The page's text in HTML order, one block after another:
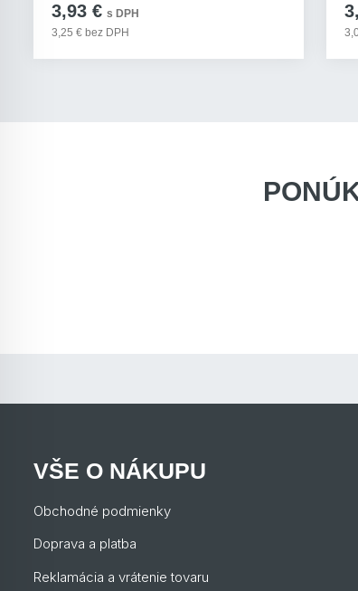
3,93 € s DPH
3,25 € bez DPH
VŠE O NÁKUPU
Obchodné podmienky
Doprava a platba
Reklamácia a vrátenie tovaru